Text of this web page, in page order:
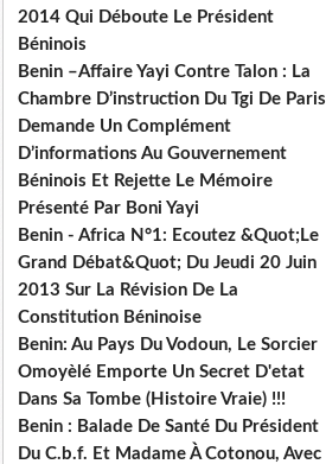
2014 Qui Déboute Le Président
Béninois
Benin –Affaire Yayi Contre Talon : La
Chambre D’instruction Du Tgi De Paris
Demande Un Complément
D’informations Au Gouvernement
Béninois Et Rejette Le Mémoire
Présenté Par Boni Yayi
Benin - Africa N°1: Ecoutez &Quot;Le
Grand Débat&Quot; Du Jeudi 20 Juin
2013 Sur La Révision De La
Constitution Béninoise
Benin: Au Pays Du Vodoun, Le Sorcier
Omoyèlé Emporte Un Secret D'etat
Dans Sa Tombe (Histoire Vraie) !!!
Benin : Balade De Santé Du Président
Du C.b.f. Et Madame À Cotonou, Avec